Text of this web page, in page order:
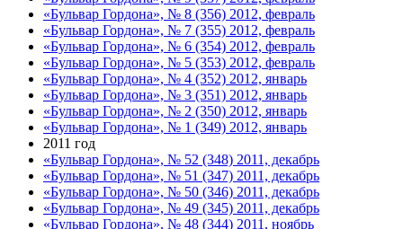
«Бульвар Гордона», № 8 (356) 2012, февраль
«Бульвар Гордона», № 7 (355) 2012, февраль
«Бульвар Гордона», № 6 (354) 2012, февраль
«Бульвар Гордона», № 5 (353) 2012, февраль
«Бульвар Гордона», № 4 (352) 2012, январь
«Бульвар Гордона», № 3 (351) 2012, январь
«Бульвар Гордона», № 2 (350) 2012, январь
«Бульвар Гордона», № 1 (349) 2012, январь
2011 год
«Бульвар Гордона», № 52 (348) 2011, декабрь
«Бульвар Гордона», № 51 (347) 2011, декабрь
«Бульвар Гордона», № 50 (346) 2011, декабрь
«Бульвар Гордона», № 49 (345) 2011, декабрь
«Бульвар Гордона», № 48 (344) 2011, ноябрь